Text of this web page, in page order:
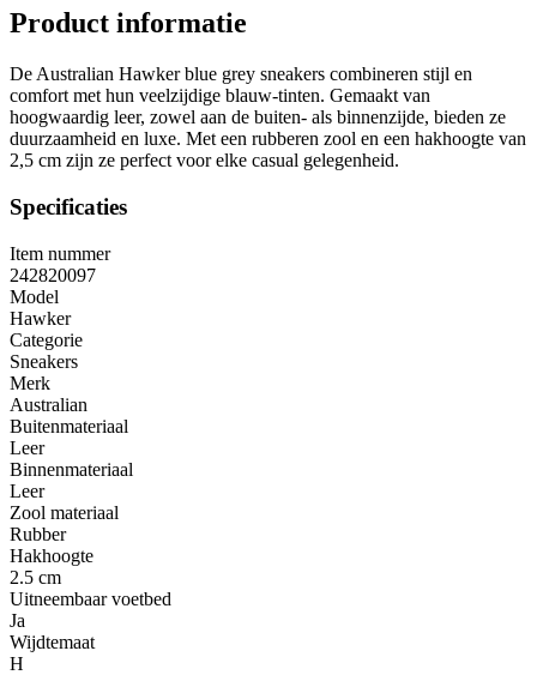
Product informatie
De Australian Hawker blue grey sneakers combineren stijl en
comfort met hun veelzijdige blauw-tinten. Gemaakt van
hoogwaardig leer, zowel aan de buiten- als binnenzijde, bieden ze
duurzaamheid en luxe. Met een rubberen zool en een hakhoogte van
2,5 cm zijn ze perfect voor elke casual gelegenheid.
Specificaties
Item nummer
242820097
Model
Hawker
Categorie
Sneakers
Merk
Australian
Buitenmateriaal
Leer
Binnenmateriaal
Leer
Zool materiaal
Rubber
Hakhoogte
2.5 cm
Uitneembaar voetbed
Ja
Wijdtemaat
H